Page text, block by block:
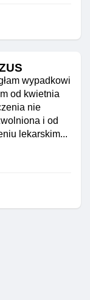
wypadkowi
od kwietnia
nie
i od
lekarskim...